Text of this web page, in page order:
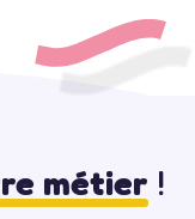
métier !